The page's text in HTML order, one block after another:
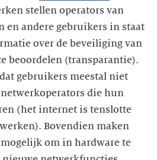
stellen operators van
en andere gebruikers in staat
over de beveiliging van
beoordelen (transparantie).
gebruikers meestal niet
die hun
(het internet is tenslotte
Bovendien maken
om in hardware te